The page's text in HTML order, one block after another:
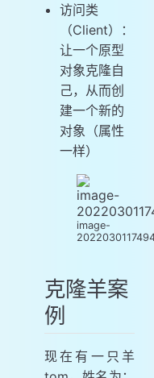
访问类
（Client）：
让一个原型
对象克隆自
己，从而创
建一个新的
对象（属性
一样）
image-
克隆羊案
例
现在有一只羊